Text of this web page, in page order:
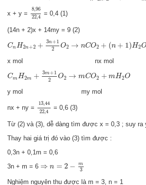
x + y =
8,96
22,4
8,96
= 0,4 (1)
(14n + 2)x + 14my = 9 (2)
Cn H2n+2 + 3n+1
2
O2 → nCO2 + (n + 1) H2
n+ 1
x mol nx mol
CmH2m + 3m+1
2
O2 → mCO2 + mH2O
3m + 1
y mol my mol
nx + ny =
13,44
22,4
13 ,44
= 0,6 (3)
Từ (2) và (3), dễ dàng tìm được x = 0,3 ; suy ra
Thay hai giá trị đó vào (3) tìm được :
0,3n + 0,1m = 0,6
3n + m = 6 ⇒ n = 2 − m
3
m
Nghiệm nguyên thu được là m = 3, n = 1